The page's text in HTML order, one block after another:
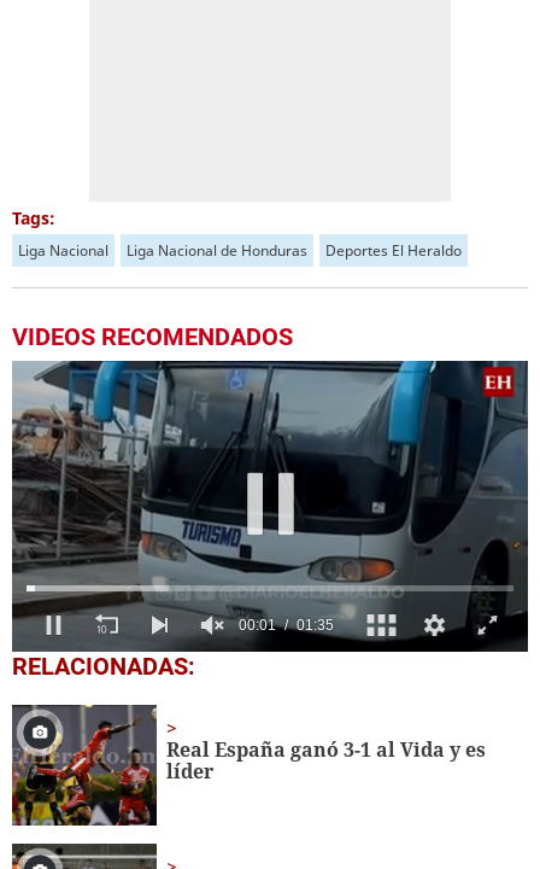
Tags:
Liga Nacional Liga Nacional de Honduras Deportes El Heraldo
VIDEOS RECOMENDADOS
0
seconds
1
minute,
35
seconds
RELACIONADAS:
Real España ganó 3-1 al Vida y es
líder